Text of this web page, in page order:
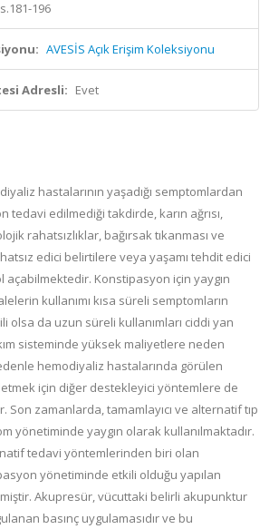
196
AVESİS Açık Erişim Koleksiyonu
Adresli: Evet
hastalarının yaşadığı semptomlardan
tedavi edilmediği takdirde, karın ağrısı,
rahatsızlıklar, bağırsak tıkanması ve
edici belirtilere veya yaşamı tehdit edici
Konstipasyon için yaygın
kullanımı kısa süreli semptomların
olsa da uzun süreli kullanımları ciddi yan
sisteminde yüksek maliyetlere neden
hemodiyaliz hastalarında görülen
için diğer destekleyici yöntemlere de
Son zamanlarda, tamamlayıcı ve alternatif tıp
yönetiminde yaygın olarak kullanılmaktadır.
tedavi yöntemlerinden biri olan
yönetiminde etkili olduğu yapılan
Akupresür, vücuttaki belirli akupunktur
basınç uygulamasıdır ve bu